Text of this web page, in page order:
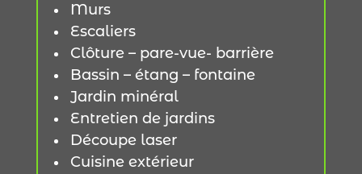
Murs
Escaliers
Clôture – pare-vue- barrière
Bassin – étang – fontaine
Jardin minéral
Entretien de jardins
Découpe laser
Cuisine extérieur